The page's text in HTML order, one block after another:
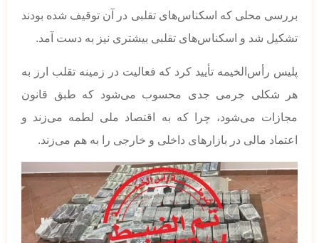
بررسی محلی که اسکناس‌های تقلبی در آن توقیف شده بودند
تشکیل شد و اسکناس‌های تقلبی بیشتری نیز به دست آمد.
پلیس رأس‌الخیمه تأیید کرد که فعالیت در زمینه تقلب ارز به
هر شکلی جرمی جدی محسوب می‌شود که طبق قانون
مجازات می‌شود، چرا که به اقتصاد ملی لطمه می‌زند و
اعتماد مالی در بازارهای داخلی و خارجی را به هم می‌زند.